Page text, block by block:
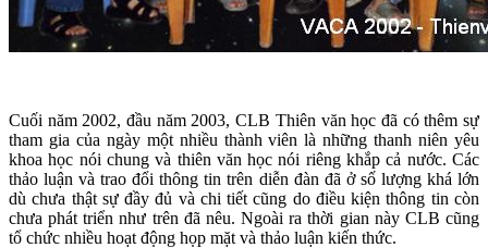
Cuối năm 2002, đầu năm 2003, CLB Thiên văn học đã có thêm sự
tham gia của ngày một nhiều thành viên là những thanh niên yêu
khoa học nói chung và thiên văn học nói riêng khắp cả nước. Các
thảo luận và trao đổi thông tin trên diễn đàn đã ở số lượng khá lớn
dù chưa thật sự đầy đủ và chi tiết cũng do điều kiện thông tin còn
chưa phát triển như trên đã nêu. Ngoài ra thời gian này CLB cũng
tổ chức nhiều hoạt động họp mặt và thảo luận kiến thức.